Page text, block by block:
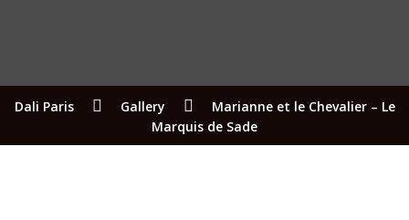
Dali Paris Gallery
Marianne et le Chevalier – Le
Marquis de Sade